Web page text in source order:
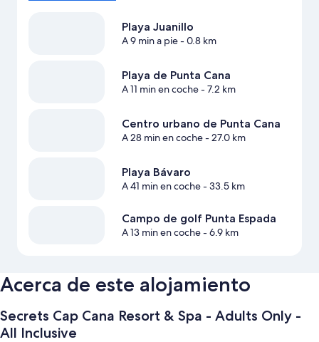
Playa Juanillo
A 9 min a pie- 0.8 km
Playa de Punta Cana
A 11 min en coche- 7.2 km
Centro urbano de Punta Cana
A 28 min en coche- 27.0 km
Playa Bávaro
A 41 min en coche- 33.5 km
Campo de golf Punta Espada
A 13 min en coche- 6.9 km
Acerca de este alojamiento
Secrets Cap Cana Resort & Spa - Adults Only -
All Inclusive